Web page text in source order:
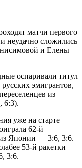
матчи первого
неудачно сложились
и Елены
оспаривали титул
эмигрантов,
из
6:3).
уже на старте
62-й
Японии — 3:6, 3:6.
53-й ракетки
3:6.